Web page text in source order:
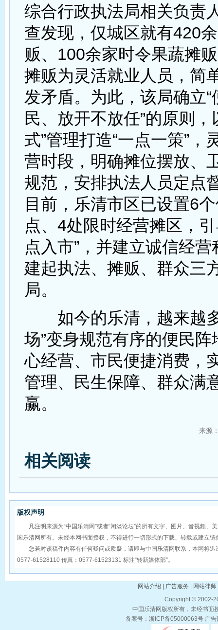
综合行政执法局相关负责
查发现，仅城区就有420
贩、100余家时令果蔬摊
摊贩为灵活就业人员，简
发矛盾。为此，该局确立“
民、放开不放任”的原则，
式”管理打造“一点一策”，
营时段，明确摊位摆放、
规范，安排执法人员定点
目前，乐清市区已设置6
点、4处限时经营摊区，
点入市”，并建立诚信经
建起执法、摊贩、群众三
局。
如今的乐清，越来越
场”变身规范有序的便民阵
心经营、市民便捷消费，
管理、民生保障、群众满
赢。
来源
相关阅读
版权声明
凡注明来源为“中国乐清网”或者“闲淡论坛”的所有文字、图片、音视频、
国乐清网所有。未经本网书面授权，不得进行一切形式的下载、转载或建立镜
您若对该稿件内容有任何疑问或质疑，请即与中国乐清网联系，本网将迅
0577-61528110 传真：0577-61523131 标注“转新媒体部”。
网站介绍 | 广告服务 | 网站律
Copyright © 2002-
中国乐清网版权所有，未经书面
备案号：浙ICP备05000063号 广